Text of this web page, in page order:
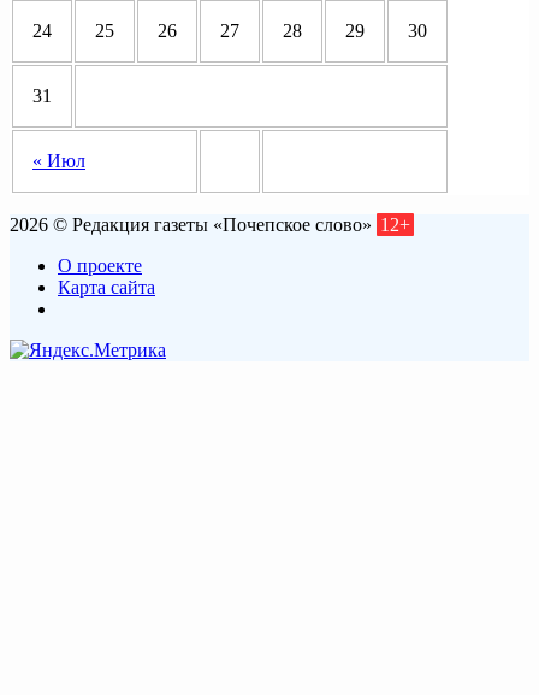
« Июл
24 25 26 27 28 29 30
31
2026 © Редакция газеты «Почепское слово» 12+
О проекте
Карта сайта